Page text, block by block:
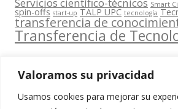
Valoramos su privacidad
Usamos cookies para mejorar su
Smart
spin-offs start-up TALP UPC tecnología
transferencia de
Transferencia de